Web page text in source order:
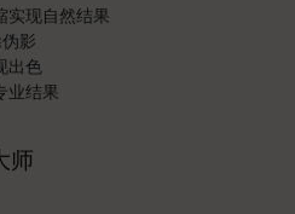
实现自然结果
影
出色
业结果
师